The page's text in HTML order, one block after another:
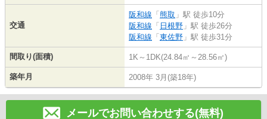
交通
阪和線 「 熊取 」駅 徒歩10分
阪和線 「 日根野 」駅 徒歩26分
阪和線 「 東佐野 」駅 徒歩31分
間取り(面積) 1K～1DK(24.84㎡～28.56㎡)
築年月 2008年 3月(築18年)
メールでお問い合わせする(無料)